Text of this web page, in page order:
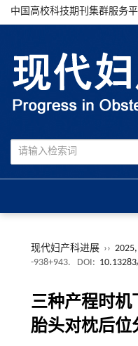
中国高校科技期刊集群服务
现代妇产科进展 ››
-938+943.
DOI:
三种产程时机
胎头对枕后位